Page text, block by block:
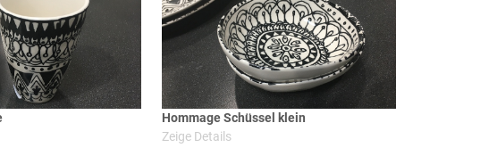
Hommage Schüssel klein
Zeige Details